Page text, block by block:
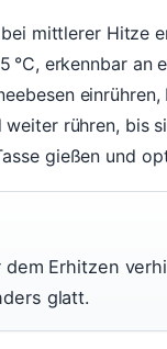
mittlerer Hitze
°C, erkennbar an
rühren, bis
gießen und
Erhitzen
glatt.